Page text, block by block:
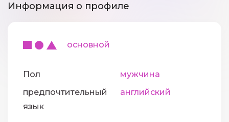
Информация о профиле
основной
Пол
мужчина
предпочтительный
язык
английский